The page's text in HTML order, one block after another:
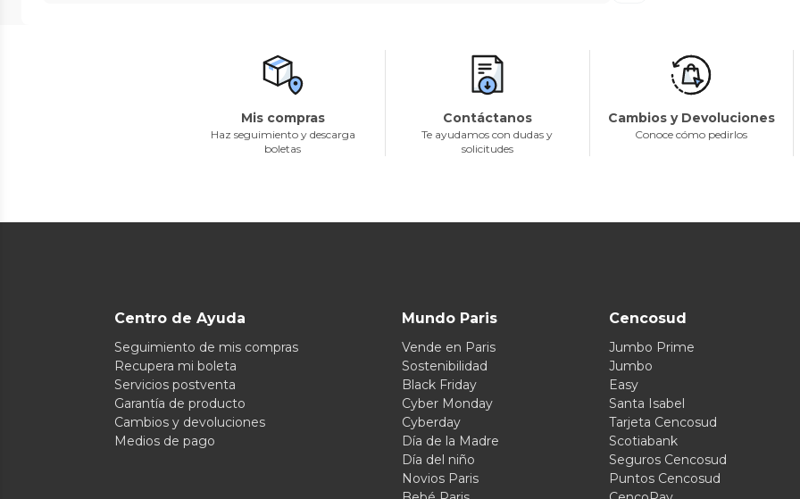
Mis compras
Haz seguimiento y descarga
boletas
Contáctanos
Te ayudamos con dudas y
solicitudes
Cambios y Devoluciones
Conoce cómo pedirlos
Centro de Ayuda
Seguimiento de mis compras
Recupera mi boleta
Servicios postventa
Garantía de producto
Cambios y devoluciones
Medios de pago
Mundo Paris
Vende en Paris
Sostenibilidad
Black Friday
Cyber Monday
Cyberday
Día de la Madre
Día del niño
Novios Paris
Cencosud
Jumbo Prime
Jumbo
Easy
Santa Isabel
Tarjeta Cencosud
Scotiabank
Seguros Cencosud
Puntos Cencosud